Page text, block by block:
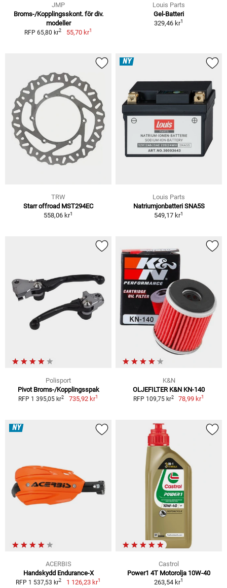
JMP
Broms-/Kopplingsskont. för div.
modeller
RFP 65,80 kr2 55,70 kr1
Louis Parts
Gel-Batteri
329,46 kr1
TRW
Starr offroad MST294EC
558,06 kr1
NY
Louis Parts
Natriumjonbatteri SNA5S
549,17 kr1
Polisport
Pivot Broms-/Kopplingsspak
RFP 1 395,05 kr2 735,92 kr1
K&N
OLJEFILTER K&N KN-140
RFP 109,75 kr2 78,99 kr1
NY
ACERBIS
Handskydd Endurance-X
RFP 1 537,53 kr2 1 126,23 kr1
Castrol
Power1 4T Motorolja 10W-40
263,54 kr1